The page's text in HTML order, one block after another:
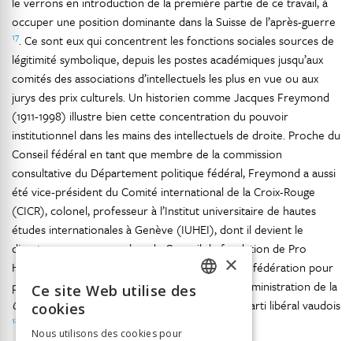
occuper une position dominante dans la Suisse de l’après-guerre
17. Ce sont eux qui concentrent les fonctions sociales sources de
légitimité symbolique, depuis les postes académiques jusqu’aux
comités des associations d’intellectuels les plus en vue ou aux
jurys des prix culturels. Un historien comme Jacques Freymond
(1911-1998) illustre bien cette concentration du pouvoir
institutionnel dans les mains des intellectuels de droite. Proche du
Conseil fédéral en tant que membre de la commission
consultative du Département politique fédéral, Freymond a aussi
été vice-président du Comité international de la Croix-Rouge
(CICR), colonel, professeur à l’Institut universitaire de hautes
études internationales à Genève (IUHEI), dont il devient le
directeur en 1955, membre du Conseil de fondation de Pro
Helvetia (un organisme subventionné par la Confédération pour
promouvoir la culture suisse) et du Conseil d’administration de la
Gazette de Lausanne
, un quotidien proche du Parti libéral vaudois
18
×
Ce site Web utilise des
cookies
Nous utilisons des cookies pour